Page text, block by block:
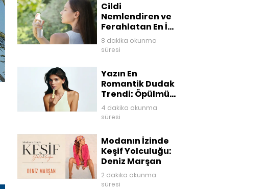
Cildi
Nemlendiren ve
Ferahlatan En İyi
Yüz Mistleri
8 dakika okunma
süresi
Yazın En
Romantik Dudak
Trendi: Öpülmüş
Dudaklar
4 dakika okunma
süresi
Modanın İzinde
Keşif Yolculuğu:
Deniz Marşan
2 dakika okunma
süresi